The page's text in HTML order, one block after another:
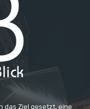
das Ziel gesetzt, eine